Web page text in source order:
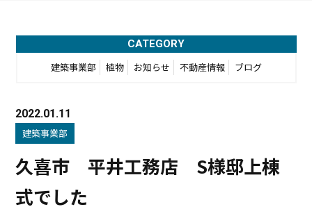
CATEGORY
建築事業部 植物 お知らせ 不動産情報 ブログ
2022.01.11
建築事業部
久喜市 平井工務店 S様邸上棟
式でした